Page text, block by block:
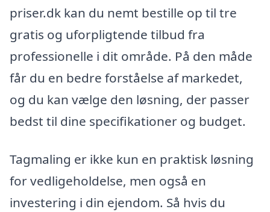
priser.dk kan du nemt bestille op til tre
gratis og uforpligtende tilbud fra
professionelle i dit område. På den måde
får du en bedre forståelse af markedet,
og du kan vælge den løsning, der passer
bedst til dine specifikationer og budget.
Tagmaling er ikke kun en praktisk løsning
for vedligeholdelse, men også en
investering i din ejendom. Så hvis du